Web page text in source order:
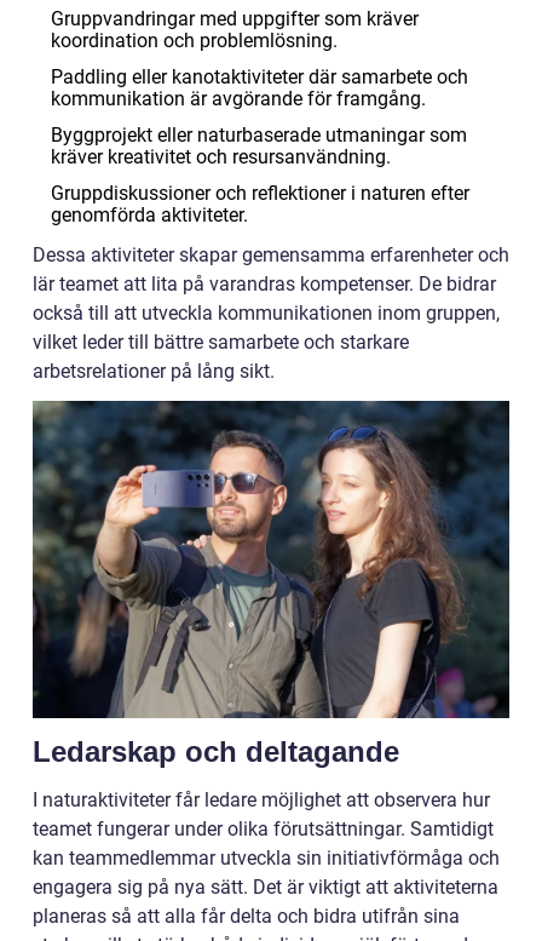
Gruppvandringar med uppgifter som kräver
koordination och problemlösning.
Paddling eller kanotaktiviteter där samarbete och
kommunikation är avgörande för framgång.
Byggprojekt eller naturbaserade utmaningar som
kräver kreativitet och resursanvändning.
Gruppdiskussioner och reflektioner i naturen efter
genomförda aktiviteter.
Dessa aktiviteter skapar gemensamma erfarenheter och
lär teamet att lita på varandras kompetenser. De bidrar
också till att utveckla kommunikationen inom gruppen,
vilket leder till bättre samarbete och starkare
arbetsrelationer på lång sikt.
Ledarskap och deltagande
I naturaktiviteter får ledare möjlighet att observera hur
teamet fungerar under olika förutsättningar. Samtidigt
kan teammedlemmar utveckla sin initiativförmåga och
engagera sig på nya sätt. Det är viktigt att aktiviteterna
planeras så att alla får delta och bidra utifrån sina